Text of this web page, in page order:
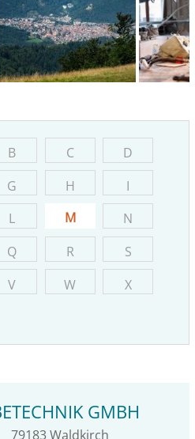
B C
D
G H
I
L M
N
Q R
S
V W
X
GMBH
79183Waldkirch